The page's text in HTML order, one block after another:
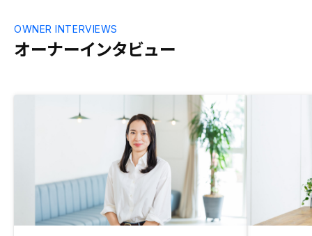
オーナーインタビュー
OWNER INTERVIEWS